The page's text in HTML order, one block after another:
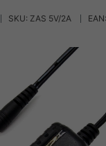
SKU: ZAS 5V/2A